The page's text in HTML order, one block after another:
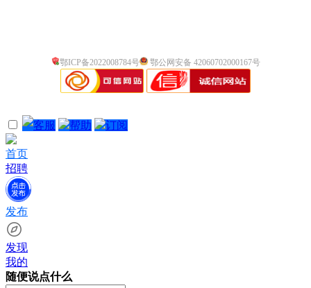
鄂ICP备2022008784号 鄂公网安备 42060702000167号
客服 帮助 订阅
首页
招聘
发布
发现
我的
随便说点什么